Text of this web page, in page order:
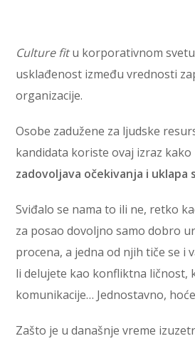
Culture fitu korporativnom
usklađenost između vrednosti
organizacije.
Osobe zadužene za ljudske
kandidata koriste ovaj izraz
zadovoljava očekivanja i uklapa
Sviđalo se nama to ili ne, retko
za posao dovoljno samo dobro
procena, a jedna od njih tiče se i
li delujete kao konfliktna ličnost,
komunikacije… Jednostavno,
Zašto je u današnje vreme